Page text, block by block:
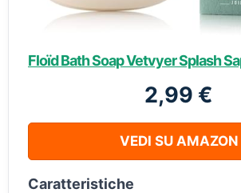
Floïd Bath Soap Vetvyer Splash
2,99 €
VEDI SU AMAZON
Caratteristiche